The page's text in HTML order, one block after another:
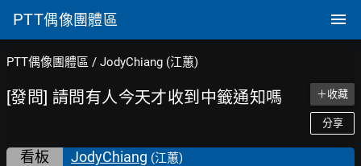
PTT偶像團體區
PTT偶像團體區 / JodyChiang (江蕙)
[發問] 請問有人今天才收到中籤通知嗎 ＋收藏
分享
看板 JodyChiang (江蕙)